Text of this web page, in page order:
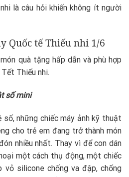
là câu hỏi khiến không ít người
Quốc tế Thiếu nhi 1/6
quà tặng hấp dẫn và phù hợp
Thiếu nhi.
số mini
những chiếc máy ảnh kỹ thuật
cho trẻ em đang trở thành món
nhiều nhất. Thay vì để con dán
một cách thụ động, một chiếc
vỏ silicone chống va đập, chống